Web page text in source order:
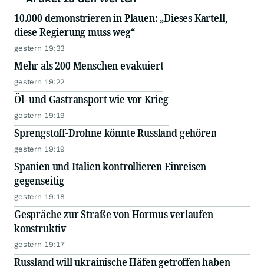
10.000 demonstrieren in Plauen: „Dieses Kartell,
diese Regierung muss weg“
gestern 19:33
Mehr als 200 Menschen evakuiert
gestern 19:22
Öl- und Gastransport wie vor Krieg
gestern 19:19
Sprengstoff-Drohne könnte Russland gehören
gestern 19:19
Spanien und Italien kontrollieren Einreisen
gegenseitig
gestern 19:18
Gespräche zur Straße von Hormus verlaufen
konstruktiv
gestern 19:17
Russland will ukrainische Häfen getroffen haben